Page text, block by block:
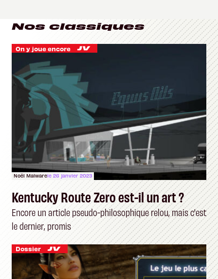
Nos classiques
On y joue encore
Noël Malwarele 26 janvier 2023
Kentucky Route Zero est-il un art ?
Encore un article pseudo-philosophique relou, mais c'est
le dernier, promis
Dossier